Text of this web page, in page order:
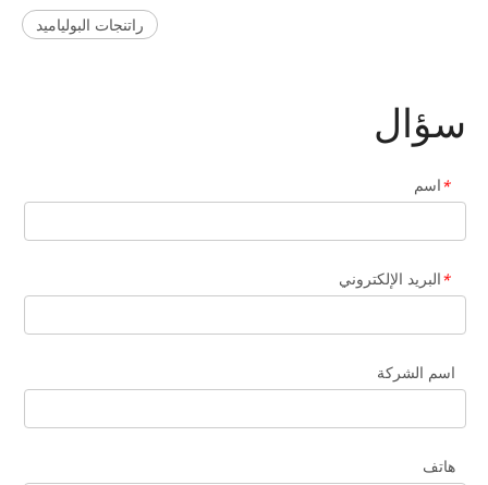
راتنجات البولياميد
سؤال
*اسم
*البريد الإلكتروني
اسم الشركة
هاتف